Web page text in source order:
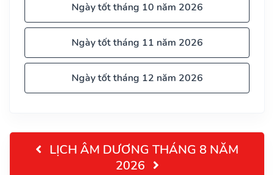
Ngày tốt tháng 10 năm 2026
Ngày tốt tháng 11 năm 2026
Ngày tốt tháng 12 năm 2026
LỊCH ÂM DƯƠNG THÁNG 8 NĂM
2026